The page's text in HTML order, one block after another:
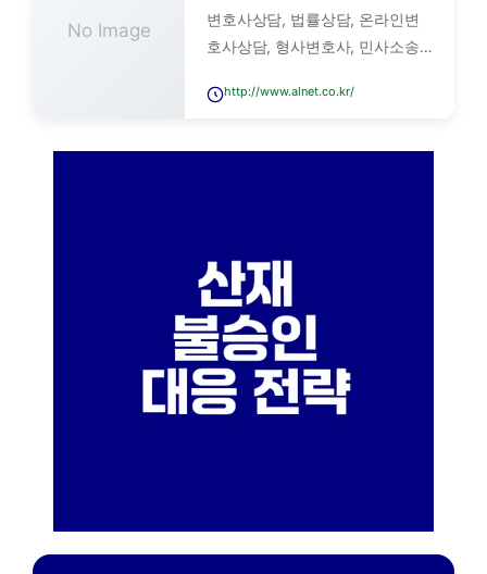
No Image
변호사상담, 법률상담, 온라인변
호사상담, 형사변호사, 민사소송
률상담, 마약상담전문, 성범죄변
http://www.alnet.co.kr/